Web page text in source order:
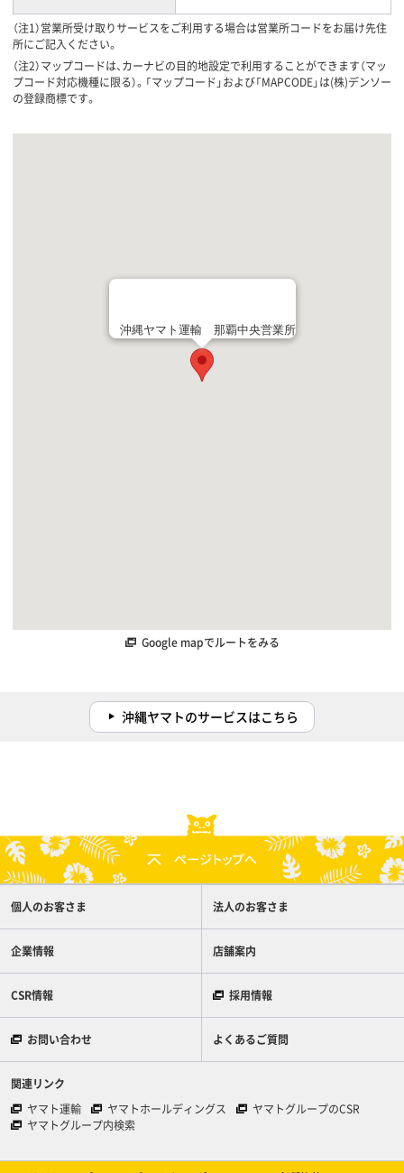
（注1）営業所受け取りサービスをご利用する場合は営業所コードをお届け先住
所にご記入ください。
（注2）マップコードは、カーナビの目的地設定で利用することができます（マッ
プコード対応機種に限る）。「マップコード」および「MAPCODE」は(株)デンソー
の登録商標です。
沖縄ヤマト運輸 那覇中央営業所
Google mapでルートをみる
沖縄ヤマトのサービスはこちら
個人のお客さま 法人のお客さま
企業情報 店舗案内
CSR情報 採用情報
お問い合わせ よくあるご質問
関連リンク
ヤマト運輸
ヤマトホールディングス
ヤマトグループのCSR
ヤマトグループ内検索